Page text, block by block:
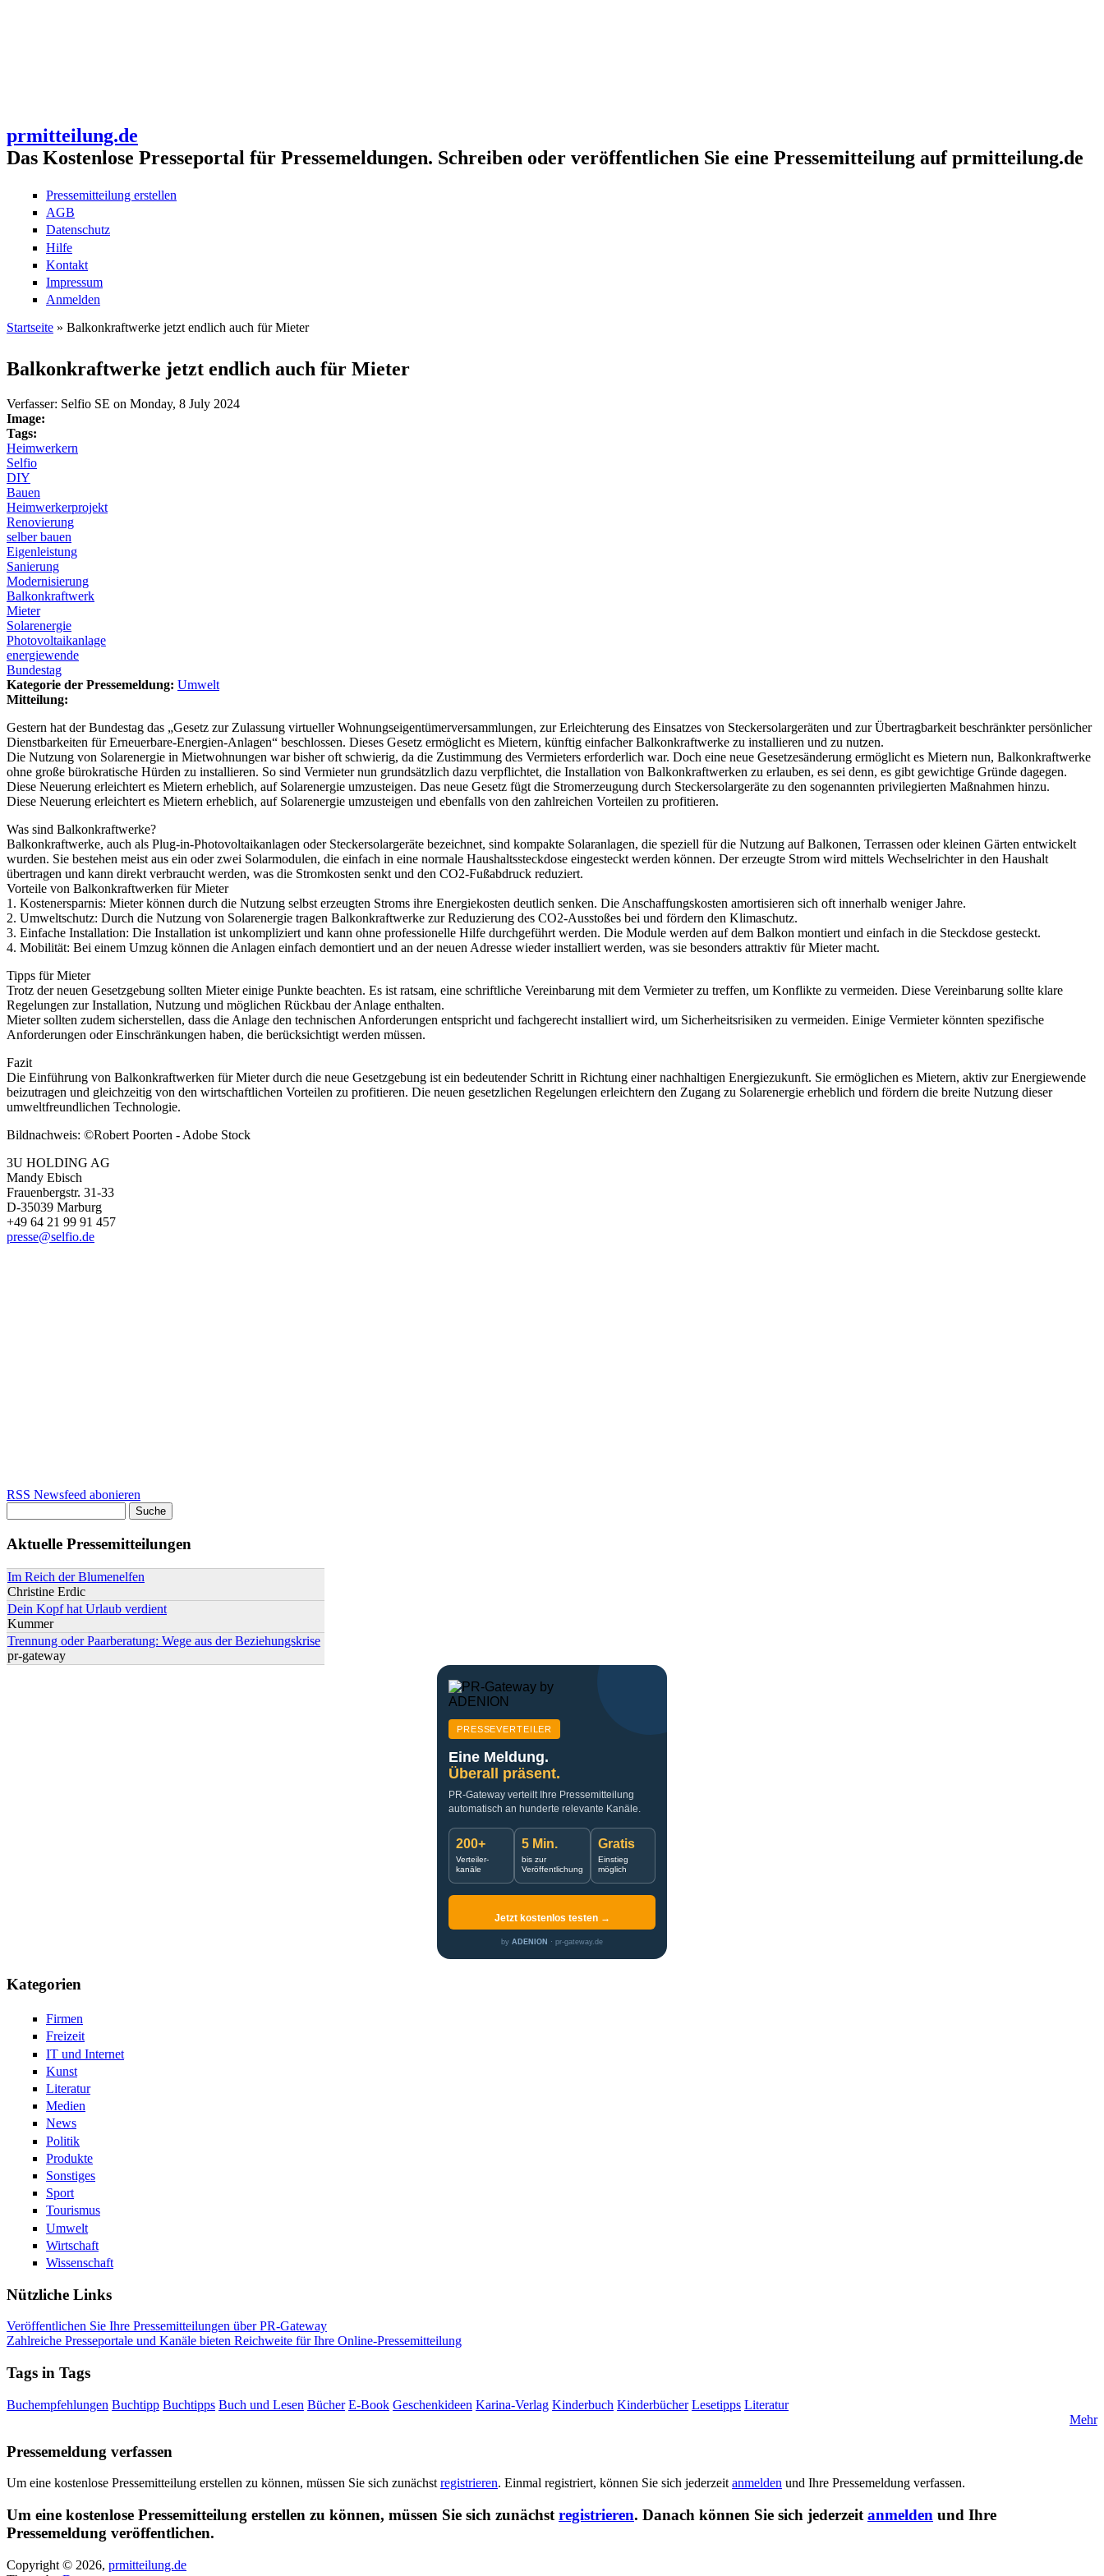
prmitteilung.de
Das Kostenlose Presseportal für Pressemeldungen. Schreiben oder veröffentlichen Sie eine Pressemitteilung auf prmitteilung.de
Pressemitteilung erstellen
AGB
Datenschutz
Hilfe
Kontakt
Impressum
Anmelden
Startseite » Balkonkraftwerke jetzt endlich auch für Mieter
Balkonkraftwerke jetzt endlich auch für Mieter
Verfasser: Selfio SE on Monday, 8 July 2024
Image:
Tags:
Heimwerkern
Selfio
DIY
Bauen
Heimwerkerprojekt
Renovierung
selber bauen
Eigenleistung
Sanierung
Modernisierung
Balkonkraftwerk
Mieter
Solarenergie
Photovoltaikanlage
energiewende
Bundestag
Kategorie der Pressemeldung: Umwelt
Mitteilung:
Gestern hat der Bundestag das „Gesetz zur Zulassung virtueller Wohnungseigentümerversammlungen, zur Erleichterung des Einsatzes von Steckersolargeräten und zur Übertragbarkeit beschränkter persönlicher
Dienstbarkeiten für Erneuerbare-Energien-Anlagen“ beschlossen. Dieses Gesetz ermöglicht es Mietern, künftig einfacher Balkonkraftwerke zu installieren und zu nutzen.
Die Nutzung von Solarenergie in Mietwohnungen war bisher oft schwierig, da die Zustimmung des Vermieters erforderlich war. Doch eine neue Gesetzesänderung ermöglicht es Mietern nun, Balkonkraftwerke
ohne große bürokratische Hürden zu installieren. So sind Vermieter nun grundsätzlich dazu verpflichtet, die Installation von Balkonkraftwerken zu erlauben, es sei denn, es gibt gewichtige Gründe dagegen.
Diese Neuerung erleichtert es Mietern erheblich, auf Solarenergie umzusteigen. Das neue Gesetz fügt die Stromerzeugung durch Steckersolargeräte zu den sogenannten privilegierten Maßnahmen hinzu.
Diese Neuerung erleichtert es Mietern erheblich, auf Solarenergie umzusteigen und ebenfalls von den zahlreichen Vorteilen zu profitieren.
Was sind Balkonkraftwerke?
Balkonkraftwerke, auch als Plug-in-Photovoltaikanlagen oder Steckersolargeräte bezeichnet, sind kompakte Solaranlagen, die speziell für die Nutzung auf Balkonen, Terrassen oder kleinen Gärten entwickelt
wurden. Sie bestehen meist aus ein oder zwei Solarmodulen, die einfach in eine normale Haushaltssteckdose eingesteckt werden können. Der erzeugte Strom wird mittels Wechselrichter in den Haushalt
übertragen und kann direkt verbraucht werden, was die Stromkosten senkt und den CO2-Fußabdruck reduziert.
Vorteile von Balkonkraftwerken für Mieter
1. Kostenersparnis: Mieter können durch die Nutzung selbst erzeugten Stroms ihre Energiekosten deutlich senken. Die Anschaffungskosten amortisieren sich oft innerhalb weniger Jahre.
2. Umweltschutz: Durch die Nutzung von Solarenergie tragen Balkonkraftwerke zur Reduzierung des CO2-Ausstoßes bei und fördern den Klimaschutz.
3. Einfache Installation: Die Installation ist unkompliziert und kann ohne professionelle Hilfe durchgeführt werden. Die Module werden auf dem Balkon montiert und einfach in die Steckdose gesteckt.
4. Mobilität: Bei einem Umzug können die Anlagen einfach demontiert und an der neuen Adresse wieder installiert werden, was sie besonders attraktiv für Mieter macht.
Tipps für Mieter
Trotz der neuen Gesetzgebung sollten Mieter einige Punkte beachten. Es ist ratsam, eine schriftliche Vereinbarung mit dem Vermieter zu treffen, um Konflikte zu vermeiden. Diese Vereinbarung sollte klare
Regelungen zur Installation, Nutzung und möglichen Rückbau der Anlage enthalten.
Mieter sollten zudem sicherstellen, dass die Anlage den technischen Anforderungen entspricht und fachgerecht installiert wird, um Sicherheitsrisiken zu vermeiden. Einige Vermieter könnten spezifische
Anforderungen oder Einschränkungen haben, die berücksichtigt werden müssen.
Fazit
Die Einführung von Balkonkraftwerken für Mieter durch die neue Gesetzgebung ist ein bedeutender Schritt in Richtung einer nachhaltigen Energiezukunft. Sie ermöglichen es Mietern, aktiv zur Energiewende
beizutragen und gleichzeitig von den wirtschaftlichen Vorteilen zu profitieren. Die neuen gesetzlichen Regelungen erleichtern den Zugang zu Solarenergie erheblich und fördern die breite Nutzung dieser
umweltfreundlichen Technologie.
Bildnachweis: ©Robert Poorten - Adobe Stock
3U HOLDING AG
Mandy Ebisch
Frauenbergstr. 31-33
D-35039 Marburg
+49 64 21 99 91 457
presse@selfio.de
RSS Newsfeed abonieren
Aktuelle Pressemitteilungen
Im Reich der Blumenelfen
Christine Erdic
Dein Kopf hat Urlaub verdient
Kummer
Trennung oder Paarberatung: Wege aus der Beziehungskrise
pr-gateway
PRESSEVERTEILER
Eine Meldung.
Überall präsent.
PR-Gateway verteilt Ihre Pressemitteilung
automatisch an hunderte relevante Kanäle.
200+
Verteiler-
kanäle
5 Min.
bis zur
Veröffentlichung
Gratis
Einstieg
möglich
Jetzt kostenlos testen →
by ADENION · pr-gateway.de
Kategorien
Firmen
Freizeit
IT und Internet
Kunst
Literatur
Medien
News
Politik
Produkte
Sonstiges
Sport
Tourismus
Umwelt
Wirtschaft
Wissenschaft
Nützliche Links
Veröffentlichen Sie Ihre Pressemitteilungen über PR-Gateway
Zahlreiche Presseportale und Kanäle bieten Reichweite für Ihre Online-Pressemitteilung
Tags in Tags
Buchempfehlungen Buchtipp Buchtipps Buch und Lesen Bücher E-Book Geschenkideen Karina-Verlag Kinderbuch Kinderbücher Lesetipps Literatur
Mehr
Pressemeldung verfassen
Um eine kostenlose Pressemitteilung erstellen zu können, müssen Sie sich zunächst registrieren. Einmal registriert, können Sie sich jederzeit anmelden und Ihre Pressemeldung verfassen.
Um eine kostenlose Pressemitteilung erstellen zu können, müssen Sie sich zunächst registrieren. Danach können Sie sich jederzeit anmelden und Ihre
Pressemeldung veröffentlichen.
Copyright © 2026, prmitteilung.de